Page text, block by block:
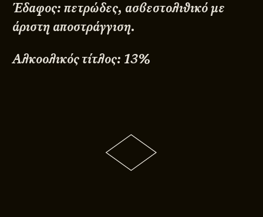
Έδαφος: πετρώδες, ασβεστολιθικό με
άριστη αποστράγγιση.
Αλκοολικός τίτλος: 13%